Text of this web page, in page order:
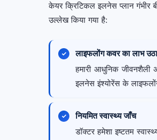
केयर क्रिटिकल इलनेस प्लान गंभीर
उल्लेख किया गया है:
लाइफलोंग कवर का लाभ
हमारी आधुनिक जीवनशैली
इलनेस इंश्योरेंस के
नियमित स्वास्थ्य जाँच
डॉक्टर हमेशा इष्टतम